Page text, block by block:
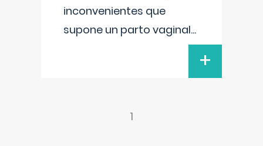
inconvenientes que
supone un parto vaginal...
+
1